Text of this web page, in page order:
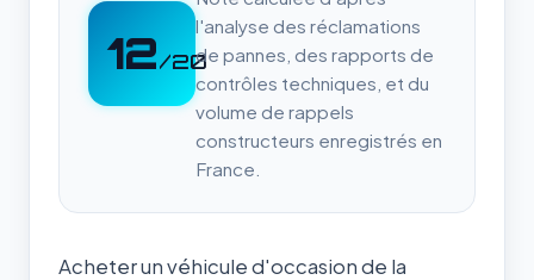
12/20
l'analyse des réclamations
de pannes, des rapports de
contrôles techniques, et du
volume de rappels
constructeurs enregistrés en
France.
Acheter un véhicule d'occasion de la